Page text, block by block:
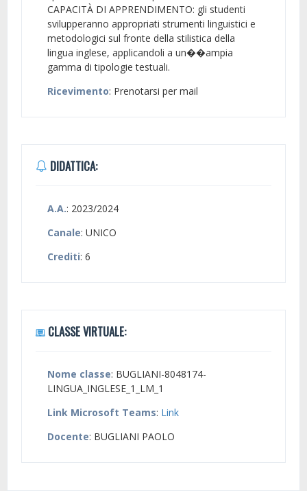
CAPACITÀ DI APPRENDIMENTO: gli studenti
svilupperanno appropriati strumenti linguistici e
metodologici sul fronte della stilistica della
lingua inglese, applicandoli a un��ampia
gamma di tipologie testuali.
Ricevimento: Prenotarsi per mail
DIDATTICA:
A.A.: 2023/2024
Canale: UNICO
Crediti: 6
CLASSE VIRTUALE:
Nome classe: BUGLIANI-8048174-
LINGUA_INGLESE_1_LM_1
Link Microsoft Teams: Link
Docente: BUGLIANI PAOLO